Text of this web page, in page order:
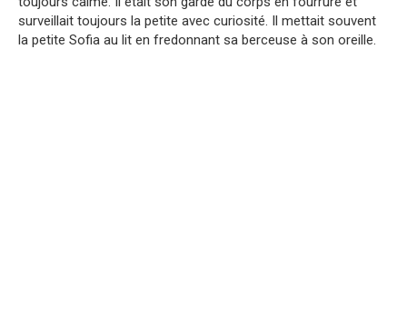
surveillait toujours la petite avec curiosité. Il mettait souvent
la petite Sofia au lit en fredonnant sa berceuse à son oreille.